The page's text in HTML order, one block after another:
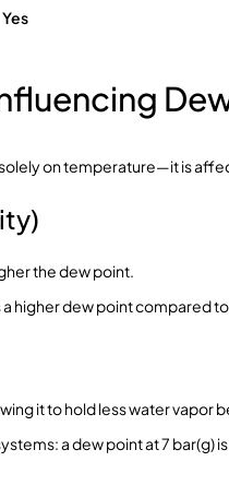
Yes
on temperature—it is
the dew point.
higher dew point compared
it to hold less water vapor
a dew point at 7